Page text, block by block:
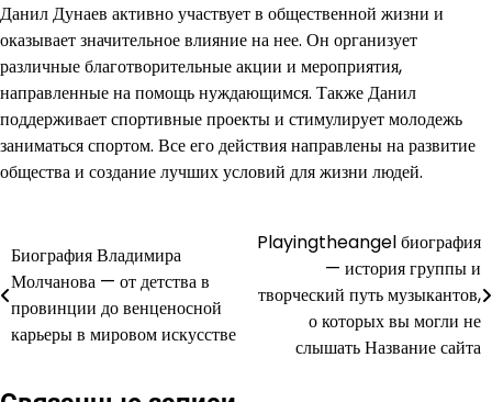
Данил Дунаев активно участвует в общественной жизни и
оказывает значительное влияние на нее. Он организует
различные благотворительные акции и мероприятия,
направленные на помощь нуждающимся. Также Данил
поддерживает спортивные проекты и стимулирует молодежь
заниматься спортом. Все его действия направлены на развитие
общества и создание лучших условий для жизни людей.
Навигация
по
записям
Биография Владимира
Молчанова — от детства в
провинции до венценосной
карьеры в мировом искусстве
Playingtheangel биография
— история группы и
творческий путь музыкантов,
о которых вы могли не
слышать Название сайта